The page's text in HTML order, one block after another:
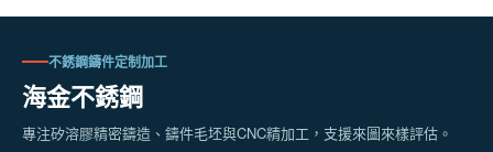
不銹鋼鑄件定制加工
海金不銹鋼
專注矽溶膠精密鑄造、鑄件毛坯與CNC精加工，支援來圖來樣評估。